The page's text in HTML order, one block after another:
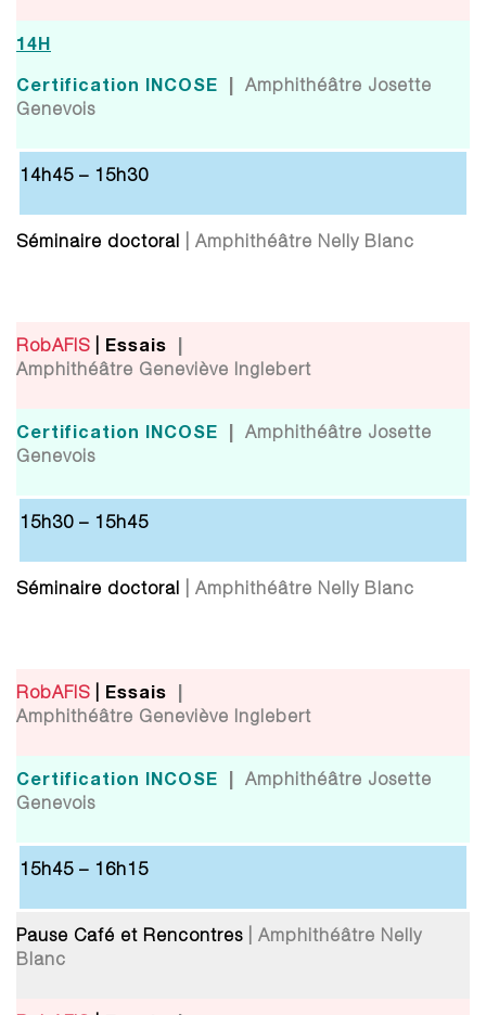
14H
Certification INCOSE
| Amphithéâtre Josette
Genevois
14h45 – 15h30
Séminaire doctoral | Amphithéâtre Nelly Blanc
RobAFIS Essais |
Amphithéâtre Geneviève Inglebert
Certification INCOSE | Amphithéâtre Josette
Genevois
15h30 – 15h45
Séminaire doctoral | Amphithéâtre Nelly Blanc
RobAFIS Essais |
Amphithéâtre Geneviève Inglebert
Certification INCOSE | Amphithéâtre Josette
Genevois
15h45 – 16h15
Pause Café et Rencontres
| Amphithéâtre Nelly
Blanc